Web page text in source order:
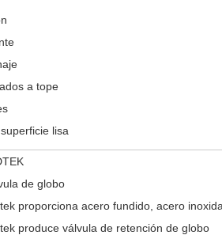
a tope
lisa
de globo
proporciona acero fundido, acero
produce válvula de retención de globo